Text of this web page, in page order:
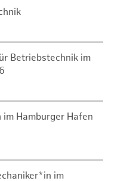
Betriebstechnik im
Hamburger Hafen
im